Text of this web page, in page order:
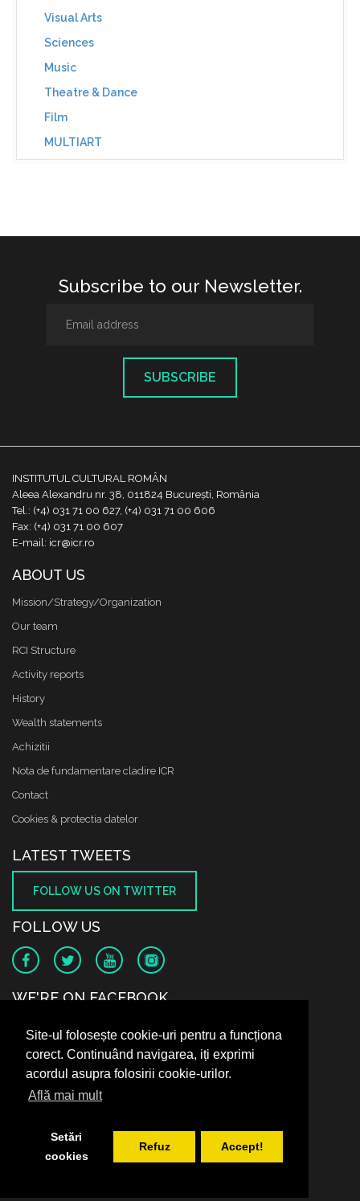
Site-ul folosește cookie-uri pentru a funcționa
corect. Continuând navigarea, iți exprimi
acordul asupra folosirii cookie-urilor.
Află mai mult
Setări
cookies
Refuz Accept!
Visual Arts
Sciences
Music
Theatre & Dance
Film
MULTIART
Subscribe to our Newsletter.
SUBSCRIBE
INSTITUTUL CULTURAL ROMÂN
Aleea Alexandru nr. 38, 011824 București, România
Tel.: (+4) 031 71 00 627, (+4) 031 71 00 606
Fax: (+4) 031 71 00 607
E-mail: icr@icr.ro
ABOUT US
Mission/Strategy/Organization
Our team
RCI Structure
Activity reports
History
Wealth statements
Achizitii
Nota de fundamentare cladire ICR
Contact
Cookies & protectia datelor
LATEST TWEETS
FOLLOW US ON TWITTER
FOLLOW US
WE'RE ON FACEBOOK